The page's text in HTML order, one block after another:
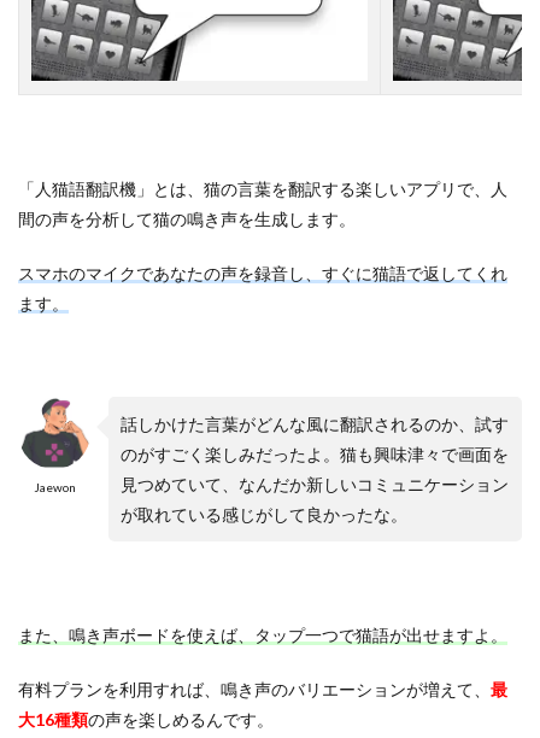
「人猫語翻訳機」とは、猫の言葉を翻訳する楽しいアプリで、人
間の声を分析して猫の鳴き声を生成します。
スマホのマイクであなたの声を録音し、すぐに猫語で返してくれ
ます。
Jaewon
話しかけた言葉がどんな風に翻訳されるのか、試す
のがすごく楽しみだったよ。猫も興味津々で画面を
見つめていて、なんだか新しいコミュニケーション
が取れている感じがして良かったな。
また、鳴き声ボードを使えば、タップ一つで猫語が出せますよ。
有料プランを利用すれば、鳴き声のバリエーションが増えて、 最
大16種類の声を楽しめるんです。